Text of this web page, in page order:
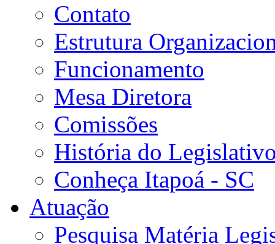
Contato
Estrutura
Funcionamento
Mesa Diretora
Comissões
História do
Conheça Itapoá - SC
Atuação
Pesquisa Matéria